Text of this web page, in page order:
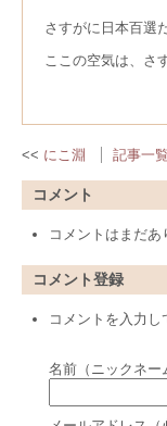
さすがに日本百選
ここの空気は、さ
にこ淵 記事一覧
コメント
コメントはまだあ
コメント登録
コメントを入力し
名前（ニックネー